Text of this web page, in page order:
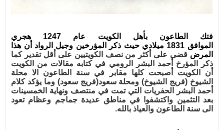
فتك الطاعون بأهل الكويت عام 1247
هجري
الموافق 1831 ميلادي حيث ذكر المؤرخين وجيل الرواد أن هذا
المرضقضى على أكثر من نصف الكويتيين على أقل تقدير كما
ذكر المؤرخ أحمد البشر الرومي في كتابه مقالات من
الكويت
أن الكويت أصبحت كلها مقابر في سنة الطاعون الا محلة
الشيوخ (فريج الشيوخ) ومحلة سعود(فريجسعود)وما يؤكد كلام
أحمد البشر الحفريات التي تمت في منتصف ونهاية الخمسينات
بعد التثمين واكتشفوا في مناطق عديدة جماجم وعظام تعود
الى سنة الطاعون والعياذ بالله.